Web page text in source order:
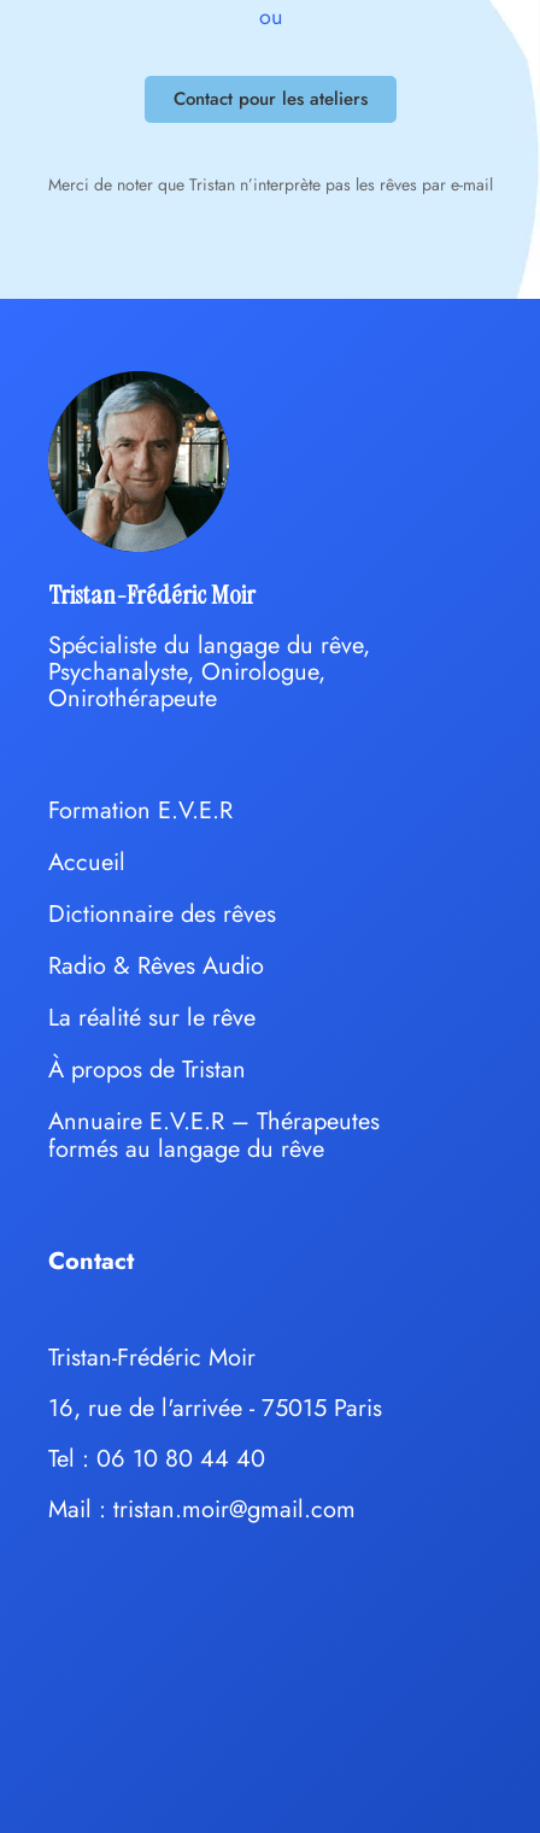
ou
Contact pour les ateliers
Merci de noter que Tristan n’interprète pas les rêves par e-mail
Tristan-Frédéric Moir
Spécialiste du langage du rêve,
Psychanalyste, Onirologue,
Onirothérapeute
Formation E.V.E.R
Accueil
Dictionnaire des rêves
Radio & Rêves Audio
La réalité sur le rêve
À propos de Tristan
Annuaire E.V.E.R – Thérapeutes
formés au langage du rêve
Contact
Tristan-Frédéric Moir
16, rue de l'arrivée - 75015 Paris
Tel : 06 10 80 44 40
Mail : tristan.moir@gmail.com